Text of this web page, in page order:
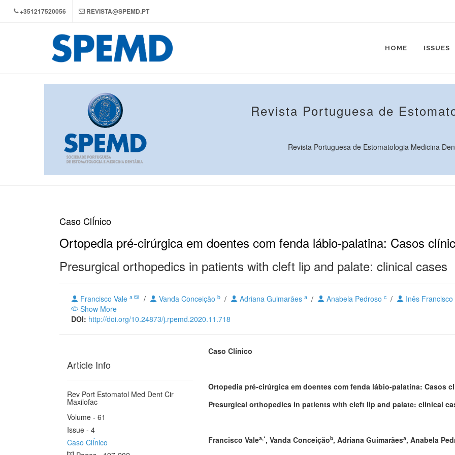
+351217520056 REVISTA@SPEMD.PT
HOME ISSUES
Revista Portuguesa de
Revista Portuguesa de Estomatologia Medicina
Caso ClÍnico
Ortopedia pré-cirúrgica em doentes com fenda lábio-palatina: Casos
Presurgical orthopedics in patients with cleft lip and palate: clinical cases
Francisco Vale a / Vanda Conceição b / Adriana Guimarães a / Anabela Pedroso c / Inês Francisco
Show More
DOI: http://doi.org/10.24873/j.rpemd.2020.11.718
Article Info
Rev Port Estomatol Med Dent Cir
Maxilofac
Volume - 61
Issue - 4
Caso ClÍnico
Caso Clínico
Ortopedia pré-cirúrgica em doentes com fenda lábio-palatina: Casos
Presurgical orthopedics in patients with cleft lip and palate: clinical
Francisco Valea,*, Vanda Conceiçãob, Adriana Guimarãesa, Anabela